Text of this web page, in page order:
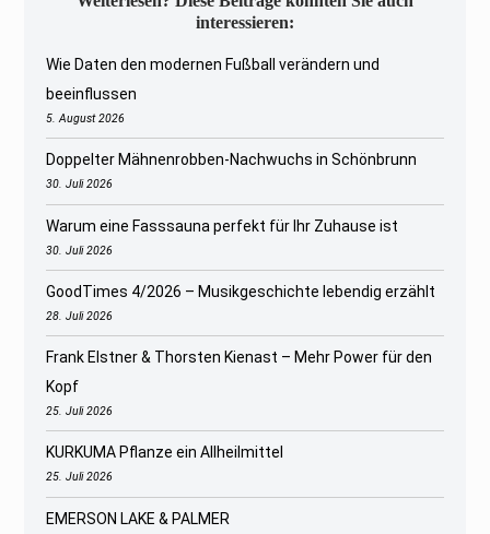
interessieren:
Wie Daten den modernen Fußball verändern und
beeinflussen
5. August 2026
Doppelter Mähnenrobben-Nachwuchs in Schönbrunn
30. Juli 2026
Warum eine Fasssauna perfekt für Ihr Zuhause ist
30. Juli 2026
GoodTimes 4/2026 – Musikgeschichte lebendig erzählt
28. Juli 2026
Frank Elstner & Thorsten Kienast – Mehr Power für den
Kopf
25. Juli 2026
KURKUMA Pflanze ein Allheilmittel
25. Juli 2026
EMERSON LAKE & PALMER